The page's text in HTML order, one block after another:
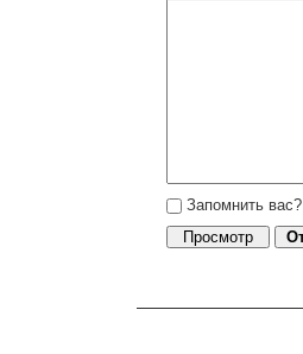
Запомнить вас?